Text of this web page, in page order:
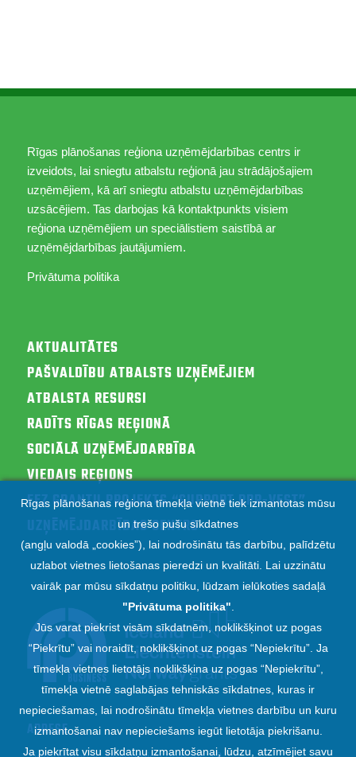
Rīgas plānošanas reģiona uzņēmējdarbības centrs ir
izveidots, lai sniegtu atbalstu reģionā jau strādājošajiem
uzņēmējiem, kā arī sniegtu atbalstu uzņēmējdarbības
uzsācējiem. Tas darbojas kā kontaktpunkts visiem
reģiona uzņēmējiem un speciālistiem saistībā ar
uzņēmējdarbības jautājumiem.
Privātuma politika
AKTUALITĀTES
PAŠVALDĪBU ATBALSTS UZŅĒMĒJIEM
ATBALSTA RESURSI
RADĪTS RĪGAS REĢIONĀ
SOCIĀLĀ UZŅĒMĒJDARBĪBA
VIEDAIS REĢIONS
EEZ GRANTU PROJEKTS “SUPPORT RPR-VEST”
UZŅĒMĒJDARBĪBAS CENTRS
ADRESE
Rīgas plānošanas reģiona tīmekļa vietnē tiek izmantotas mūsu
un trešo pušu sīkdatnes
(angļu valodā „cookies”), lai nodrošinātu tās darbību, palīdzētu
uzlabot vietnes lietošanas pieredzi un kvalitāti. Lai uzzinātu
vairāk par mūsu sīkdatņu politiku, lūdzam ielūkoties sadaļā
"Privātuma politika"
Jūs varat piekrist visām sīkdatnēm, noklikšķinot uz pogas
“Piekrītu” vai noraidīt, noklikšķinot uz pogas “Nepiekrītu”. Ja
tīmekļa vietnes lietotājs noklikšķina uz pogas “Nepiekrītu”,
tīmekļa vietnē saglabājas tehniskās sīkdatnes, kuras ir
nepieciešamas, lai nodrošinātu tīmekļa vietnes darbību un kuru
izmantošanai nav nepieciešams iegūt lietotāja piekrišanu.
Ja piekrītat visu sīkdatņu izmantošanai, lūdzu, atzīmējiet savu